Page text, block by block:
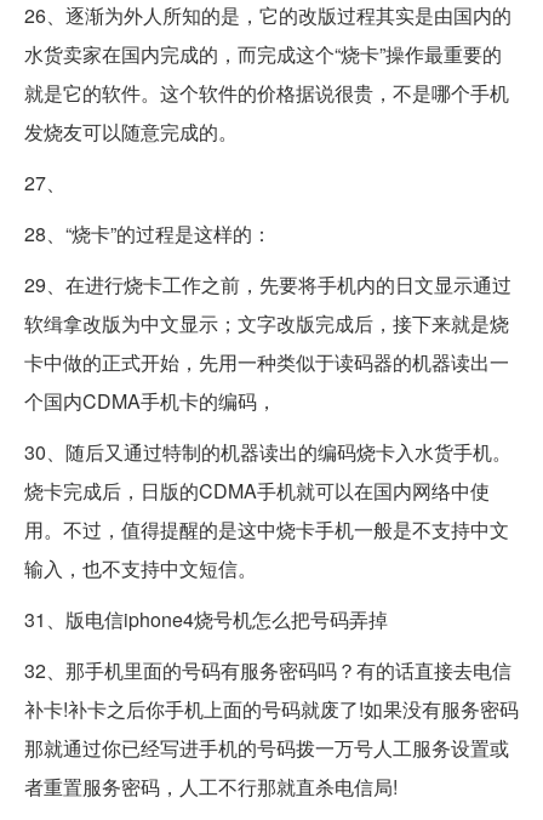
26、逐渐为外人所知的是，它的改版过程其实是由国内的
水货卖家在国内完成的，而完成这个“烧卡”操作最重要的
就是它的软件。这个软件的价格据说很贵，不是哪个手机
发烧友可以随意完成的。
27、
28、“烧卡”的过程是这样的：
29、在进行烧卡工作之前，先要将手机内的日文显示通过
软缉拿改版为中文显示；文字改版完成后，接下来就是烧
卡中做的正式开始，先用一种类似于读码器的机器读出一
个国内CDMA手机卡的编码，
30、随后又通过特制的机器读出的编码烧卡入水货手机。
烧卡完成后，日版的CDMA手机就可以在国内网络中使
用。不过，值得提醒的是这中烧卡手机一般是不支持中文
输入，也不支持中文短信。
31、版电信iphone4烧号机怎么把号码弄掉
32、那手机里面的号码有服务密码吗？有的话直接去电信
补卡!补卡之后你手机上面的号码就废了!如果没有服务密码
那就通过你已经写进手机的号码拨一万号人工服务设置或
者重置服务密码，人工不行那就直杀电信局!